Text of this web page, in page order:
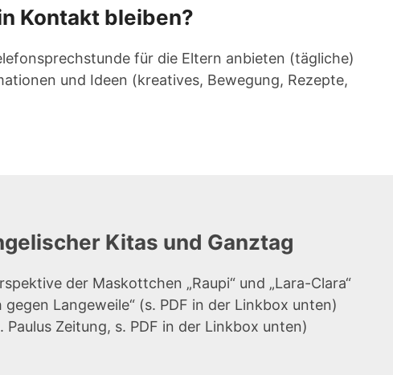
Kontakt bleiben?
für die Eltern anbieten (tägliche)
und Ideen (kreatives, Bewegung, Rezepte,
Kitas und Ganztag
der Maskottchen „Raupi“ und „Lara-Clara“
Langeweile“ (s. PDF in der Linkbox unten)
Zeitung, s. PDF in der Linkbox unten)